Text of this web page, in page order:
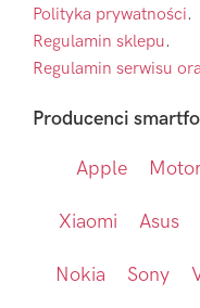
Polityka prywatności.
Regulamin sklepu.
Regulamin serwisu
Producenci
Apple
Xiaomi Asus
Nokia Sony